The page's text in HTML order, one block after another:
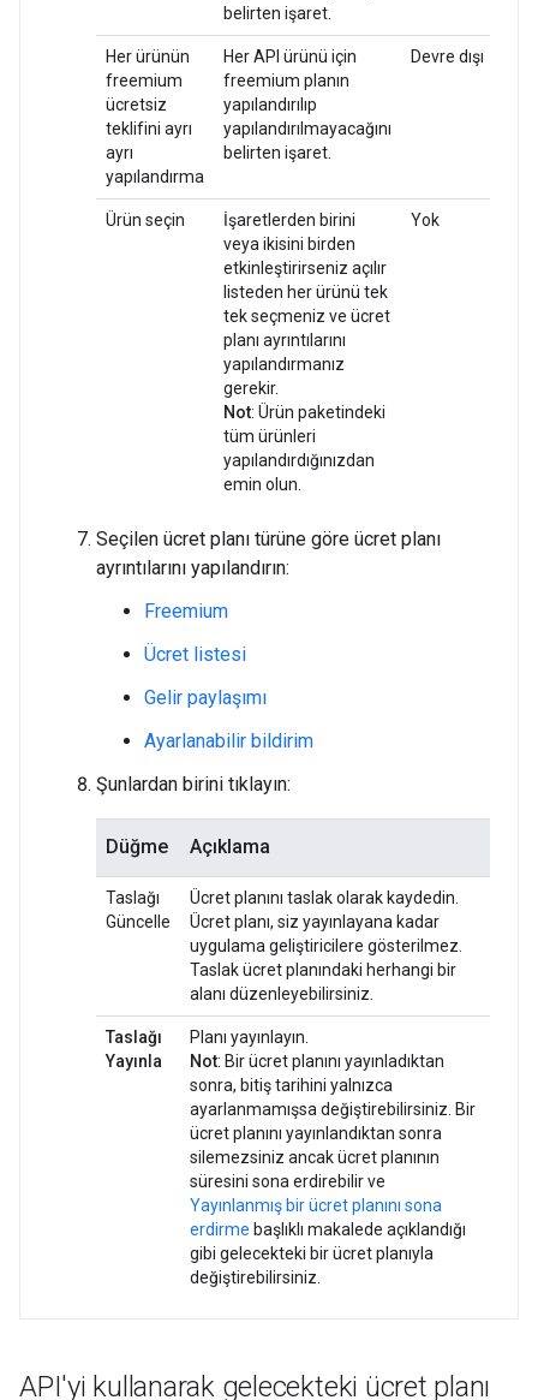
belirten işaret.
Her ürünün
freemium
ücretsiz
teklifini ayrı
ayrı
yapılandırma
Her API ürünü için
freemium planın
yapılandırılıp
yapılandırılmayacağını
belirten işaret.
Devre dışı
Ürün seçin
İşaretlerden birini
veya ikisini birden
etkinleştirirseniz açılır
listeden her ürünü tek
tek seçmeniz ve ücret
planı ayrıntılarını
yapılandırmanız
gerekir.
Not: Ürün paketindeki
tüm ürünleri
yapılandırdığınızdan
emin olun.
Yok
Seçilen ücret planı türüne göre ücret planı
ayrıntılarını yapılandırın:
Freemium
Ücret listesi
Gelir paylaşımı
Ayarlanabilir bildirim
Şunlardan birini tıklayın:
Düğme Açıklama
Taslağı
Güncelle
Ücret planını taslak olarak kaydedin.
Ücret planı, siz yayınlayana kadar
uygulama geliştiricilere gösterilmez.
Taslak ücret planındaki herhangi bir
alanı düzenleyebilirsiniz.
Taslağı
Yayınla
Planı yayınlayın.
Not: Bir ücret planını yayınladıktan
sonra, bitiş tarihini yalnızca
ayarlanmamışsa değiştirebilirsiniz. Bir
ücret planını yayınlandıktan sonra
silemezsiniz ancak ücret planının
süresini sona erdirebilir ve
Yayınlanmış bir ücret planını sona
erdirme başlıklı makalede açıklandığı
gibi gelecekteki bir ücret planıyla
değiştirebilirsiniz.
API'yi kullanarak gelecekteki ücret planı